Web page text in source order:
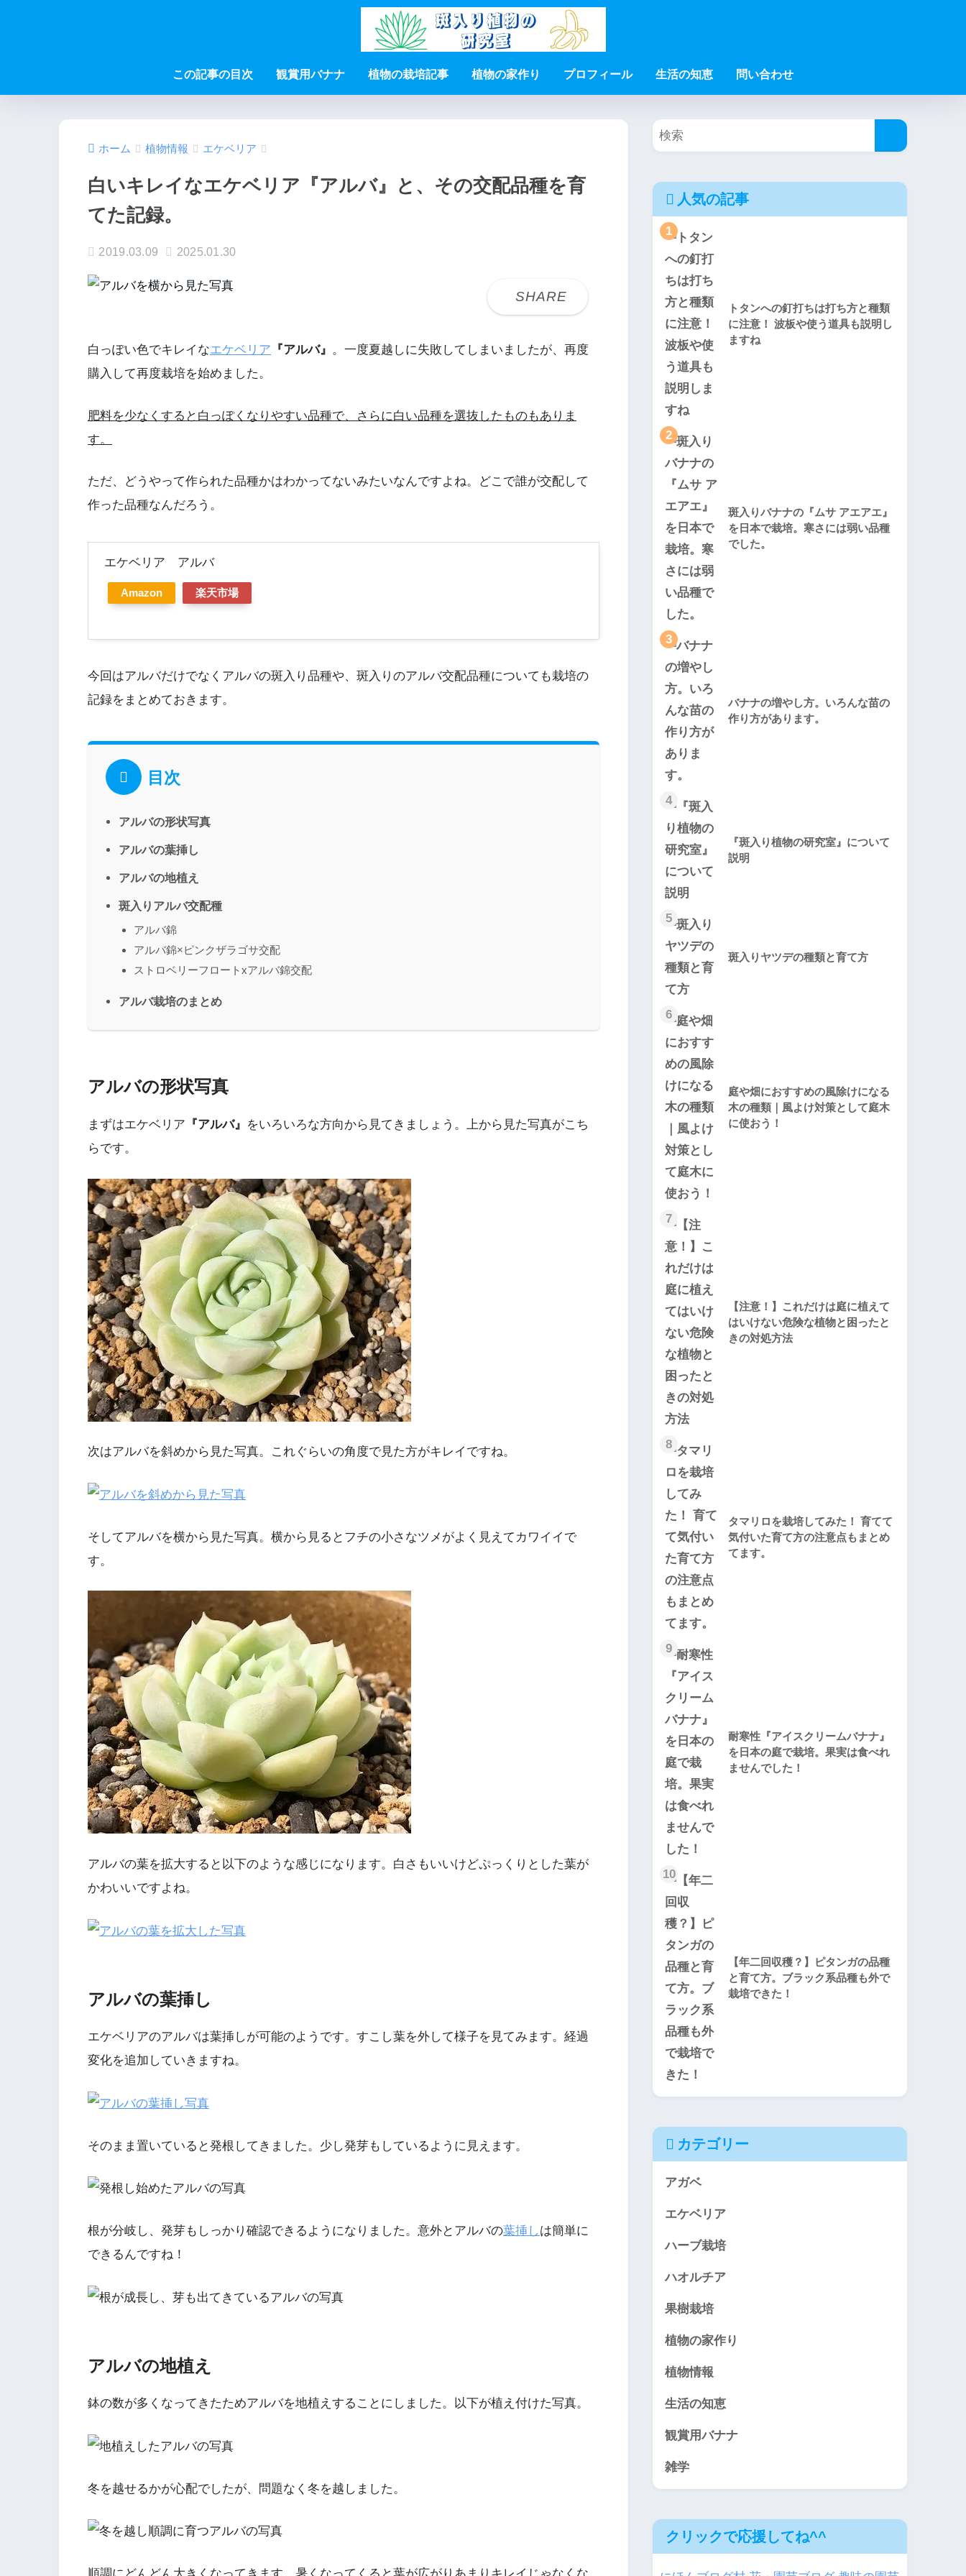
この記事の目次 観賞用バナナ 植物の栽培記事 植物の家作り プロフィール 生活の知恵 問い合わせ
ホーム 植物情報 エケベリア
白いキレイなエケベリア『アルバ』と、その交配品種を育
てた記録。
2019.03.09 2025.01.30
白っぽい色でキレイなエケベリア 『アルバ』 。一度夏越しに失敗してしまいましたが、再度
購入して再度栽培を始めました。
肥料を少なくすると白っぽくなりやすい品種で、さらに白い品種を選抜したものもありま
す。
ただ、どうやって作られた品種かはわかってないみたいなんですよね。どこで誰が交配して
作った品種なんだろう。
エケベリア アルバ
Amazon 楽天市場
今回はアルバだけでなくアルバの斑入り品種や、斑入りのアルバ交配品種についても栽培の
記録をまとめておきます。
目次
アルバの形状写真
アルバの葉挿し
アルバの地植え
斑入りアルバ交配種
アルバ錦
アルバ錦×ピンクザラゴサ交配
ストロベリーフロートxアルバ錦交配
アルバ栽培のまとめ
アルバの形状写真
まずはエケベリア 『アルバ』 をいろいろな方向から見てきましょう。上から見た写真がこち
らです。
次はアルバを斜めから見た写真。これぐらいの角度で見た方がキレイですね。
そしてアルバを横から見た写真。横から見るとフチの小さなツメがよく見えてカワイイで
す。
アルバの葉を拡大すると以下のような感じになります。白さもいいけどぷっくりとした葉が
かわいいですよね。
アルバの葉挿し
エケベリアのアルバは葉挿しが可能のようです。すこし葉を外して様子を見てみます。経過
変化を追加していきますね。
そのまま置いていると発根してきました。少し発芽もしているように見えます。
根が分岐し、発芽もしっかり確認できるようになりました。意外とアルバの葉挿しは簡単に
できるんですね！
アルバの地植え
鉢の数が多くなってきたためアルバを地植えすることにしました。以下が植え付けた写真。
冬を越せるかが心配でしたが、問題なく冬を越しました。
人気の記事
1
トタンへの釘打ちは打ち方と種類
に注意！ 波板や使う道具も説明し
ますね
2
斑入りバナナの『ムサ アエアエ』
を日本で栽培。寒さには弱い品種
でした。
3
バナナの増やし方。いろんな苗の
作り方があります。
4
『斑入り植物の研究室』について
説明
5
斑入りヤツデの種類と育て方
6
庭や畑におすすめの風除けになる
木の種類｜風よけ対策として庭木
に使おう！
7
【注意！】これだけは庭に植えて
はいけない危険な植物と困ったと
きの対処方法
8
タマリロを栽培してみた！ 育てて
気付いた育て方の注意点もまとめ
てます。
9
耐寒性『アイスクリームバナナ』
を日本の庭で栽培。果実は食べれ
ませんでした！
10
【年二回収穫？】ピタンガの品種
と育て方。ブラック系品種も外で
栽培できた！
カテゴリー
アガベ
エケベリア
ハーブ栽培
ハオルチア
果樹栽培
植物の家作り
植物情報
生活の知恵
観賞用バナナ
雑学
クリックで応援してね^^